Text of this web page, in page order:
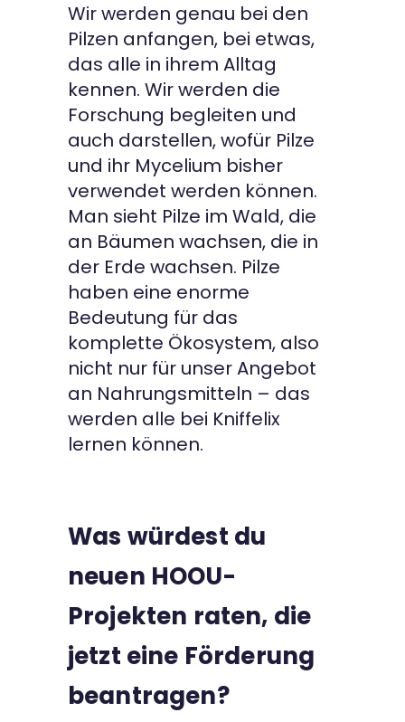
Wir werden genau bei den
Pilzen anfangen, bei etwas,
das alle in ihrem Alltag
kennen. Wir werden die
Forschung begleiten und
auch darstellen, wofür Pilze
und ihr Mycelium bisher
verwendet werden können.
Man sieht Pilze im Wald, die
an Bäumen wachsen, die in
der Erde wachsen. Pilze
haben eine enorme
Bedeutung für das
komplette Ökosystem, also
nicht nur für unser Angebot
an Nahrungsmitteln – das
werden alle bei Kniffelix
lernen können.
Was würdest du
neuen HOOU-
Projekten raten, die
jetzt eine Förderung
beantragen?